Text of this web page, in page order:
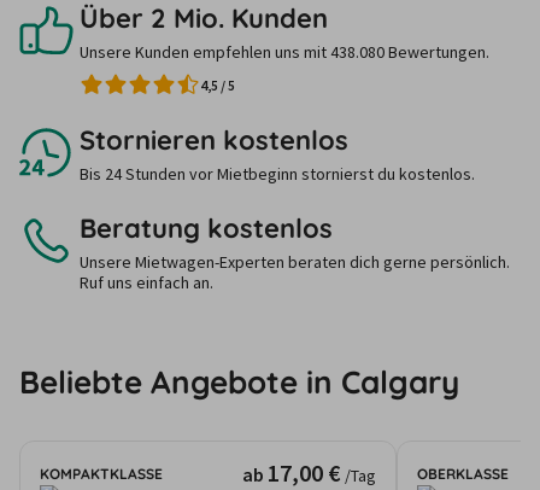
Über 2 Mio. Kunden
Unsere Kunden empfehlen uns mit 438.080 Bewertungen.
4,5 /5
Stornieren kostenlos
Bis 24 Stunden vor Mietbeginn stornierst du kostenlos.
Beratung kostenlos
Unsere Mietwagen-Experten beraten dich gerne persönlich.
Ruf uns einfach an.
Beliebte Angebote in Calgary
KOMPAKTKLASSE ab 17,00 € /Tag OBERKLASSE